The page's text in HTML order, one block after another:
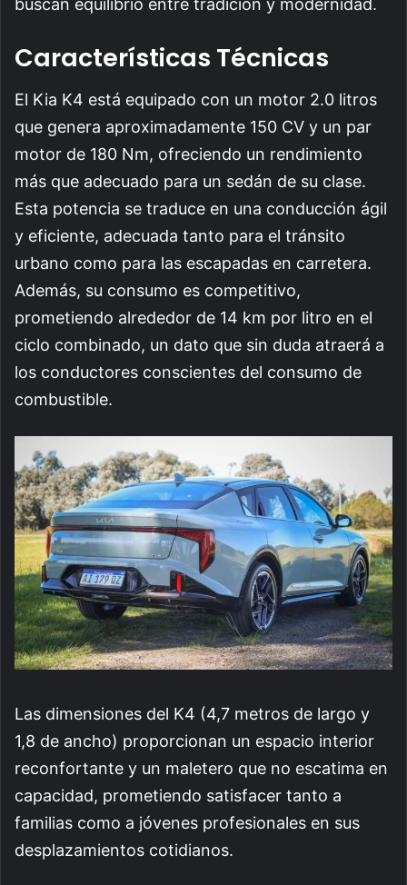
buscan equilibrio entre tradición y modernidad.
Características Técnicas
El Kia K4 está equipado con un motor 2.0 litros
que genera aproximadamente 150 CV y un par
motor de 180 Nm, ofreciendo un rendimiento
más que adecuado para un sedán de su clase.
Esta potencia se traduce en una conducción ágil
y eficiente, adecuada tanto para el tránsito
urbano como para las escapadas en carretera.
Además, su consumo es competitivo,
prometiendo alrededor de 14 km por litro en el
ciclo combinado, un dato que sin duda atraerá a
los conductores conscientes del consumo de
combustible.
Las dimensiones del K4 (4,7 metros de largo y
1,8 de ancho) proporcionan un espacio interior
reconfortante y un maletero que no escatima en
capacidad, prometiendo satisfacer tanto a
familias como a jóvenes profesionales en sus
desplazamientos cotidianos.